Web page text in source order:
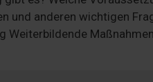
und anderen wichtigen
Weiterbildende